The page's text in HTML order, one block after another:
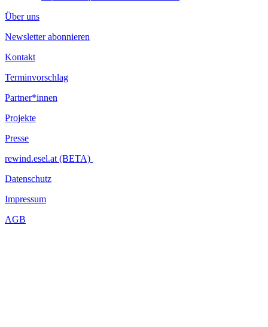
Über uns
Newsletter abonnieren
Kontakt
Terminvorschlag
Partner*innen
Projekte
Presse
rewind.esel.at (BETA)
Datenschutz
Impressum
AGB